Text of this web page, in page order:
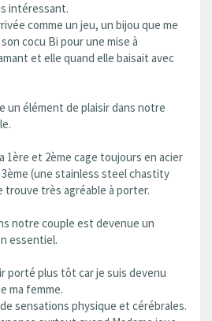
intéressant.
comme un jeu, un bijou que me
cocu Bi pour une mise à
et elle quand elle baisait avec
un élément de plaisir dans notre
1ère et 2ème cage toujours en acier
(une stainless steel chastity
trouve très agréable à porter.
notre couple est devenue un
essentiel.
porté plus tôt car je suis devenu
ma femme.
sensations physique et cérébrales.